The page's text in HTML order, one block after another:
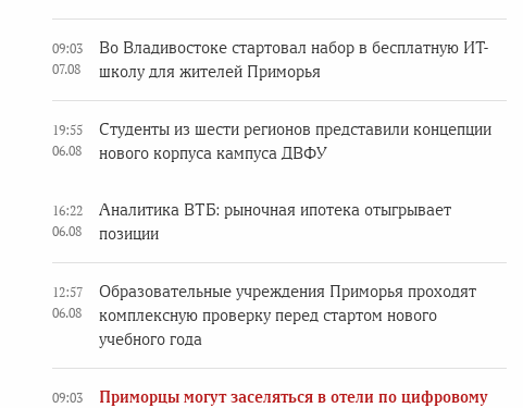
09:03
07.08
Во Владивостоке стартовал набор в бесплатную ИТ-
школу для жителей Приморья
19:55
06.08
Студенты из шести регионов представили концепции
нового корпуса кампуса ДВФУ
16:22
06.08
Аналитика ВТБ: рыночная ипотека отыгрывает
позиции
12:57
06.08
Образовательные учреждения Приморья проходят
комплексную проверку перед стартом нового
учебного года
09:03
Приморцы могут заселяться в отели по цифровому